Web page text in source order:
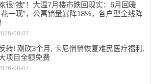
很“拽”！大温7月楼市跌回现实：6月回暖
花一现”，公寓销量暴降18%，各户型全线降
08-07
转! 刚砍3个月, 卡尼悄悄恢复难民医疗福利,
项目全额免费
08-07